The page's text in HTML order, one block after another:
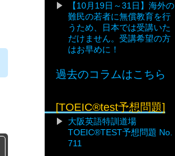
【10月19日～31日】海外の
難民の若者に無償教育を行
うため、日本では受講いた
だけません。受講希望の方
はお早めに！
過去のコラムはこちら
[TOEIC®test予想問題]
大阪英語特訓道場
TOEIC®TEST予想問題 No.
711